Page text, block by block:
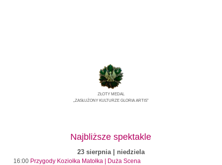
ZŁOTY MEDAL
„ZASŁUŻONY KULTURZE GLORIA ARTIS”
Najbliższe spektakle
23 sierpnia | niedziela
16:00 Przygody Koziołka Matołka | Duża Scena